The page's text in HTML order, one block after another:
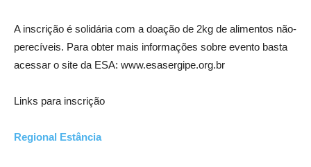
A inscrição é solidária com a doação de 2kg de alimentos não-
perecíveis. Para obter mais informações sobre evento basta
acessar o site da ESA: www.esasergipe.org.br
Links para inscrição
Regional Estância